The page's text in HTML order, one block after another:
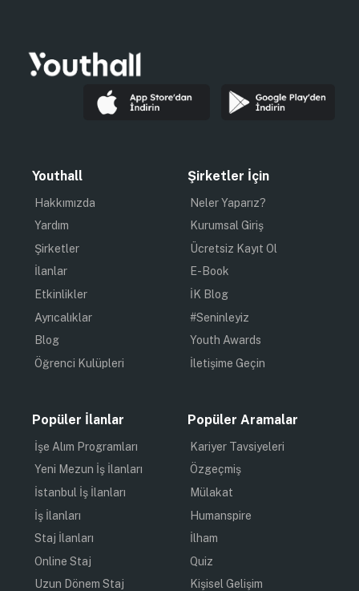
Youthall
Hakkımızda
Yardım
Şirketler
İlanlar
Etkinlikler
Ayrıcalıklar
Blog
Öğrenci Kulüpleri
Şirketler İçin
Neler Yaparız?
Kurumsal Giriş
Ücretsiz Kayıt Ol
E-Book
İK Blog
#Seninleyiz
Youth Awards
İletişime Geçin
Popüler İlanlar
İşe Alım Programları
Yeni Mezun İş İlanları
İstanbul İş İlanları
İş İlanları
Staj İlanları
Online Staj
Uzun Dönem Staj
Popüler Aramalar
Kariyer Tavsiyeleri
Özgeçmiş
Mülakat
Humanspire
İlham
Quiz
Kişisel Gelişim